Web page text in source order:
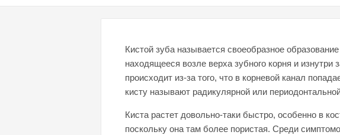
Кистой зуба называется своеобразное
находящееся возле верха зубного корня и изнутри
происходит из-за того, что в корневой канал
кисту называют радикулярной или
Киста растет довольно-таки быстро, особенно в
поскольку она там более пористая. Среди